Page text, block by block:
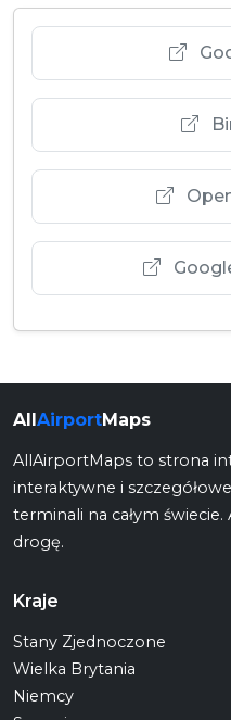
AllAirportMaps
AllAirportMaps to strona
interaktywne i
terminali na całym
drogę.
Kraje
Stany Zjednoczone
Wielka Brytania
Niemcy